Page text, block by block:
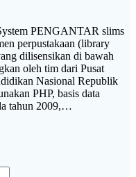
PENGANTAR slims
perpustakaan (library
dilisensikan di bawah
oleh tim dari Pusat
Nasional Republik
PHP, basis data
tahun 2009,…